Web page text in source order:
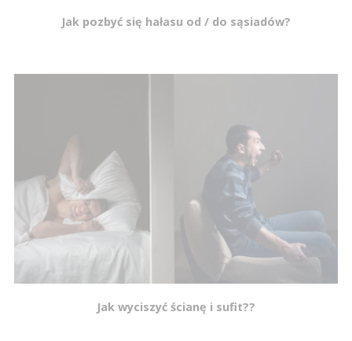
Jak pozbyć się hałasu od / do sąsiadów?
Jak wyciszyć ścianę i sufit??